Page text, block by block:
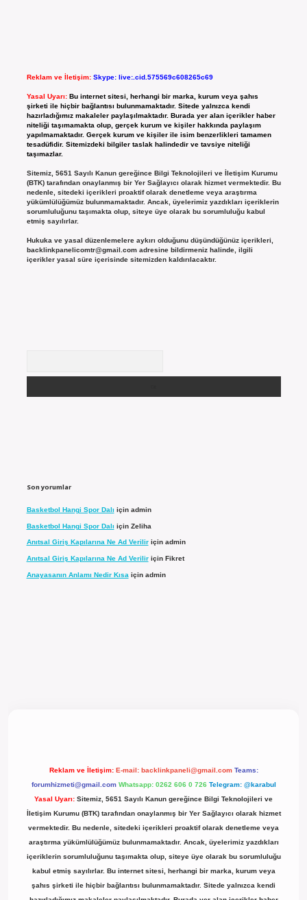
Reklam ve İletişim: Skype: live:.cid.575569c608265c69
Yasal Uyarı: Bu internet sitesi, herhangi bir marka, kurum veya şahıs
şirketi ile hiçbir bağlantısı bulunmamaktadır. Sitede yalnızca kendi
hazırladığımız makaleler paylaşılmaktadır. Burada yer alan içerikler haber
niteliği taşımamakta olup, gerçek kurum ve kişiler hakkında paylaşım
yapılmamaktadır. Gerçek kurum ve kişiler ile isim benzerlikleri tamamen
tesadüfidir. Sitemizdeki bilgiler taslak halindedir ve tavsiye niteliği
taşımazlar.
Sitemiz, 5651 Sayılı Kanun gereğince Bilgi Teknolojileri ve İletişim Kurumu
(BTK) tarafından onaylanmış bir Yer Sağlayıcı olarak hizmet vermektedir. Bu
nedenle, sitedeki içerikleri proaktif olarak denetleme veya araştırma
yükümlülüğümüz bulunmamaktadır. Ancak, üyelerimiz yazdıkları içeriklerin
sorumluluğunu taşımakta olup, siteye üye olarak bu sorumluluğu kabul
etmiş sayılırlar.
Hukuka ve yasal düzenlemelere aykırı olduğunu düşündüğünüz içerikleri,
backlinkpanelicomtr@gmail.comadresine bildirmeniz halinde, ilgili
içerikler yasal süre içerisinde sitemizden kaldırılacaktır.
Son yorumlar
Basketbol Hangi Spor Dalı için admin
Basketbol Hangi Spor Dalı için Zeliha
Anıtsal Giriş Kapılarına Ne Ad Veriliriçin admin
Anıtsal Giriş Kapılarına Ne Ad Veriliriçin Fikret
Anayasanın Anlamı Nedir Kısa için admin
Reklam ve İletişim: E-mail: backlinkpaneli@gmail.com Teams:
forumhizmeti@gmail.com Whatsapp: 0262 606 0 726 Telegram: @karabul
Yasal Uyarı: Sitemiz, 5651 Sayılı Kanun gereğince Bilgi Teknolojileri ve
İletişim Kurumu (BTK) tarafından onaylanmış bir Yer Sağlayıcı olarak hizmet
vermektedir. Bu nedenle, sitedeki içerikleri proaktif olarak denetleme veya
araştırma yükümlülüğümüz bulunmamaktadır. Ancak, üyelerimiz yazdıkları
içeriklerin sorumluluğunu taşımakta olup, siteye üye olarak bu sorumluluğu
kabul etmiş sayılırlar. Bu internet sitesi, herhangi bir marka, kurum veya
şahıs şirketi ile hiçbir bağlantısı bulunmamaktadır. Sitede yalnızca kendi